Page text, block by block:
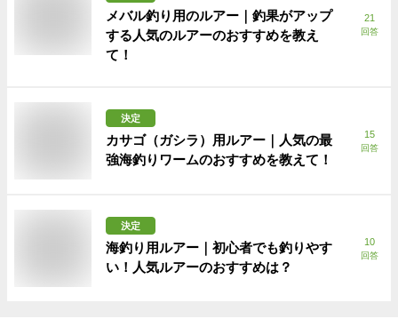
メバル釣り用のルアー｜釣果がアップ
する人気のルアーのおすすめを教え
て！
21
回答
決定
カサゴ（ガシラ）用ルアー｜人気の最
強海釣りワームのおすすめを教えて！
15
回答
決定
海釣り用ルアー｜初心者でも釣りやす
い！人気ルアーのおすすめは？
10
回答